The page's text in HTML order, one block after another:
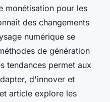
de
les
de lecture
monétisation pour les
des changements
numérique se
de génération
tendances permet aux
d'innover et
article explore les